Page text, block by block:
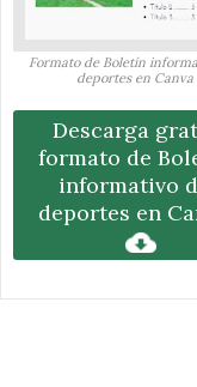
Formato de Boletín
deportes en Canva
Descarga
formato de
informativo
deportes en